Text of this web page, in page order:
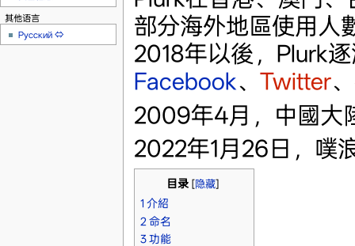
部分海外地區使用人
2018年以後，Plurk
Facebook、 Twitter、
2009年4月，中國大
2022年1月26日，噗
目录[隐藏]
1 介紹
2 命名
3 功能
其他语言
Русский ⇔